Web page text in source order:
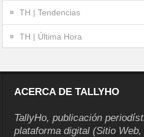
TH | Tendencias
TH | Última Hora
ACERCA DE TALLYHO
TallyHo, publicación
plataforma digital (Sitio